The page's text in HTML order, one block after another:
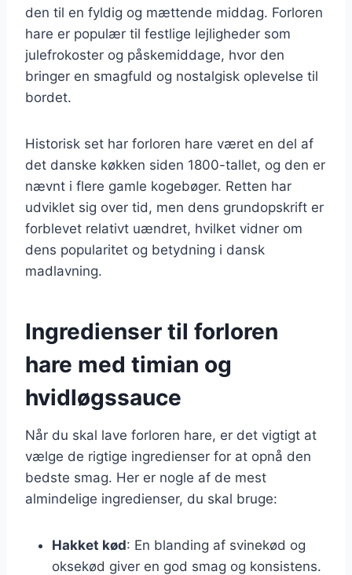
den til en fyldig og mættende middag. Forloren
hare er populær til festlige lejligheder som
julefrokoster og påskemiddage, hvor den
bringer en smagfuld og nostalgisk oplevelse til
bordet.
Historisk set har forloren hare været en del af
det danske køkken siden 1800-tallet, og den er
nævnt i flere gamle kogebøger. Retten har
udviklet sig over tid, men dens grundopskrift er
forblevet relativt uændret, hvilket vidner om
dens popularitet og betydning i dansk
madlavning.
Ingredienser til forloren
hare med timian og
hvidløgssauce
Når du skal lave forloren hare, er det vigtigt at
vælge de rigtige ingredienser for at opnå den
bedste smag. Her er nogle af de mest
almindelige ingredienser, du skal bruge:
Hakket kød: En blanding af svinekød og
oksekød giver en god smag og konsistens.